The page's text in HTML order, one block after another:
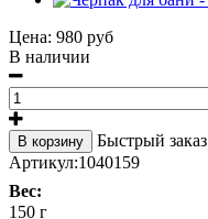
Цена: 980 руб
В наличии
В корзину
Быстрый заказ
Артикул:1040159
Вес:
150 г